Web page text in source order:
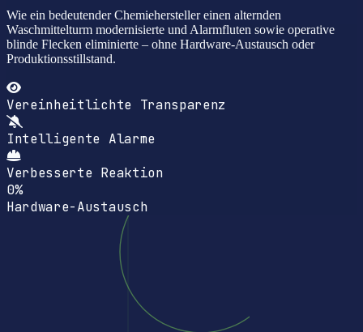
Wie ein bedeutender Chemiehersteller einen alternden
Waschmittelturm modernisierte und Alarmfluten sowie operative
blinde Flecken eliminierte – ohne Hardware-Austausch oder
Produktionsstillstand.
Vereinheitlichte Transparenz
Intelligente Alarme
Verbesserte Reaktion
0%
Hardware-Austausch